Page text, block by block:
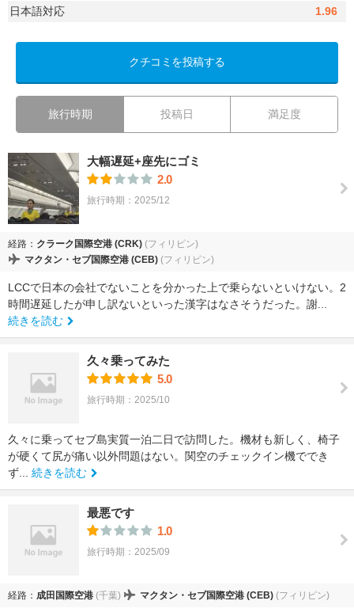
日本語対応
1.96
クチコミを投稿する
旅行時期 投稿日 満足度
大幅遅延+座先にゴミ
2.0
旅行時期：2025/12
経路： クラーク国際空港 (CRK) (フィリピン)
マクタン・セブ国際空港 (CEB) (フィリピン)
LCCで日本の会社でないことを分かった上で乗らないといけない。2
時間遅延したが申し訳ないといった漢字はなさそうだった。謝...
続きを読む
久々乗ってみた
5.0
旅行時期：2025/10
久々に乗ってセブ島実質一泊二日で訪問した。機材も新しく、椅子
が硬くて尻が痛い以外問題はない。関空のチェックイン機ででき
ず... 続きを読む
最悪です
1.0
旅行時期：2025/09
経路： 成田国際空港 (千葉) マクタン・セブ国際空港 (CEB) (フィリピン)